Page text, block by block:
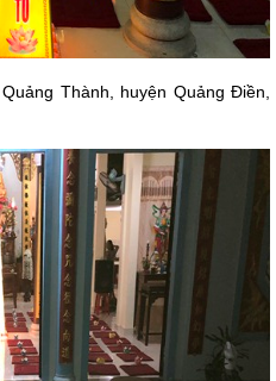
Thành, huyện Quảng Điền,